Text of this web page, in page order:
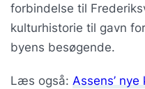
forbindelse til
kulturhistorie til gavn
byens besøgende.
Læs også: Assens’